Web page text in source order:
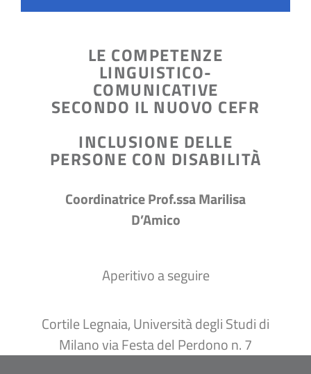
LE COMPETENZE
LINGUISTICO-
COMUNICATIVE
SECONDO IL NUOVO CEFR
INCLUSIONE DELLE
PERSONE CON DISABILITÀ
Coordinatrice Prof.ssa Marilisa
D’Amico
Aperitivo a seguire
Cortile Legnaia, Università degli Studi di
Milano via Festa del Perdono n. 7